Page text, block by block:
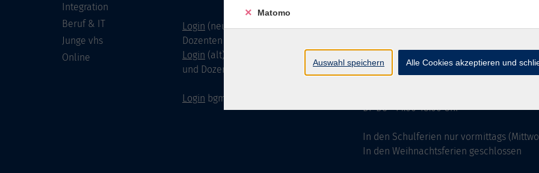
Integration
Beruf & IT
Junge vhs
Online
Login (neu) für Dozentinnen und
Dozenten
Login (alt) für Dozentinnen
und Dozenten
Login bgm-cloud
Servicezeiten
allgemein:
Di+Do 14:00-18:00 Uhr
In den Schulferien nur vormittags
In den Weihnachtsferien geschlossen
Matomo
Auswahl speichern Alle Cookies akzeptieren und